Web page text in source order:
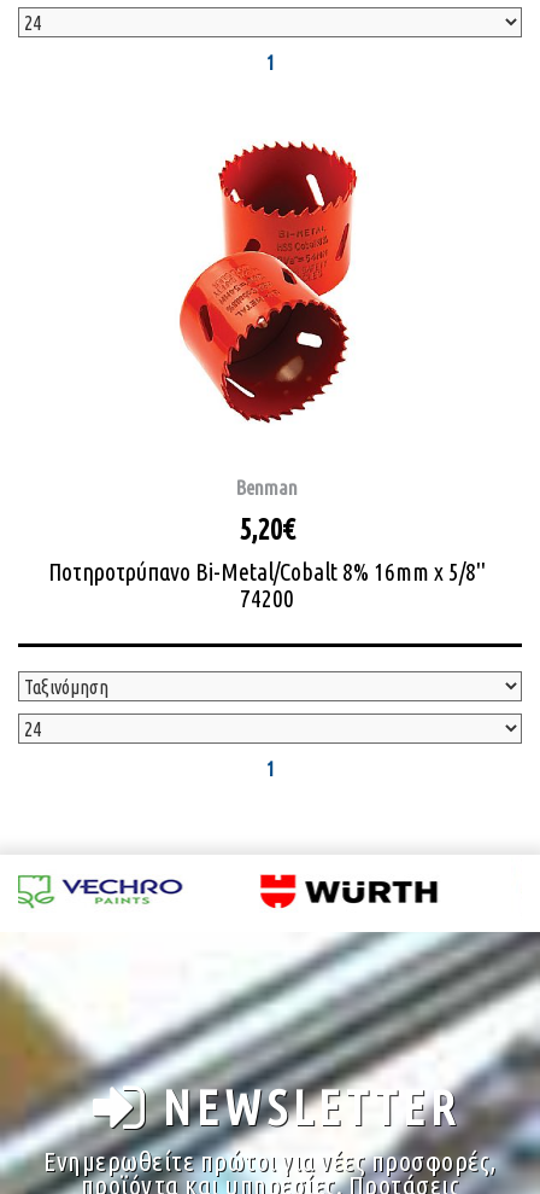
1
Benman
5,20€
Ποτηροτρύπανο Bi-Metal/Cobalt 8% 16mm x 5/8''
74200
1
NEWSLETTER
Ενημερωθείτε πρώτοι για νέες προσφορές,
προϊόντα και υπηρεσίες. Προτάσεις